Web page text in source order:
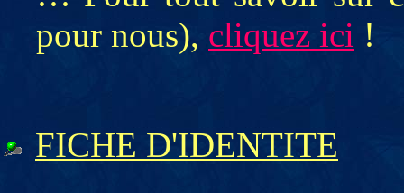
pour nous), cliquez ici !
FICHE D'IDENTITE